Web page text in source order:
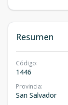
Resumen
Código:
1446
Provincia:
San Salvador